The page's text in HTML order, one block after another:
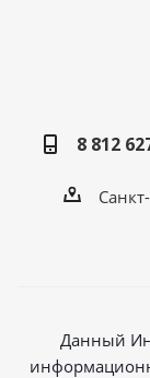
8 812
Данный